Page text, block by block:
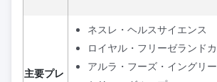
主要プレ
ネスレ・ヘルスサイエンス
ロイヤル・フリーゼランドカ
アルラ・フーズ・イングリ